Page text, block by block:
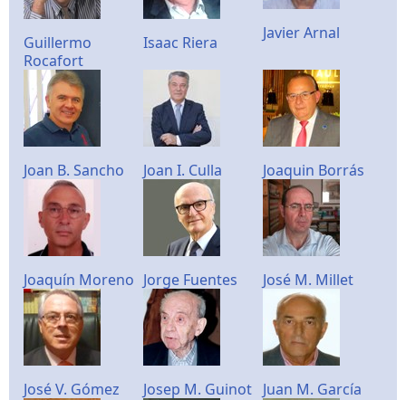
Guillermo
Rocafort
Isaac Riera Javier Arnal
Joan B. Sancho Joan I. Culla Joaquin Borrás
Joaquín Moreno Jorge Fuentes José M. Millet
José V. Gómez Josep M. Guinot Juan M. García